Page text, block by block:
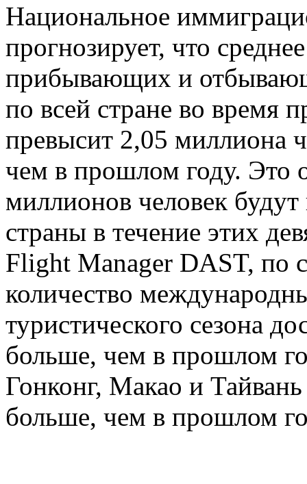
Национальное
прогнозирует, что
прибывающих и
по всей стране во время
превысит 2,05 миллиона
чем в прошлом году. Это
миллионов человек будут
страны в течение этих
Flight Manager DAST, по
количество
туристического сезона
больше, чем в прошлом
Гонконг, Макао и
больше, чем в прошлом